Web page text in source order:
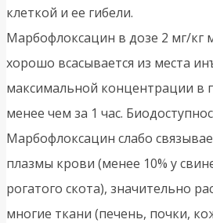
клеткой и ее гибели.
Марбофлоксацин в дозе 2 мг/кг
хорошо всасывается из места
максимальной концентрации в
менее чем за 1 час.
Марбофлоксацин слабо
плазмы крови (менее 10% у
рогатого скота), значительно
многие ткани (печень, почки,